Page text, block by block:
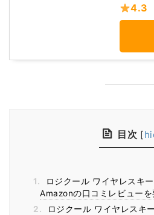
4.3
目次 [
1.
ロジクール ワイヤレスキ
Amazonの口コミレビューを
2.
ロジクール ワイヤレスキ